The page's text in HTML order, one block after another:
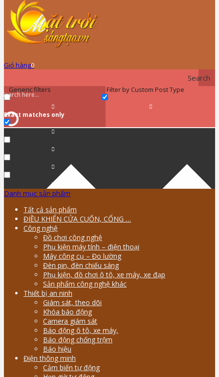
Giỏ hàng0
Search
Generic filters
Exact matches only
Filter by Custom Post Type
Danh mục sản phẩm
Tất cả sản phẩm
ĐIỀU KHIỂN CỬA CUỐN, CỔNG …
Công nghệ
Đồ chơi công nghệ
Phụ kiện máy tính – điện thoại
Máy công cụ – Đo lường
Đèn pin, đèn chiếu sáng
Phụ kiện, đồ chơi ô tô, xe máy, xe đạp
Sản phẩm công nghệ khác
Thiết bị an ninh
Giám sát, theo dõi
Khóa báo động
Camera giám sát
Báo động ô tô, xe máy,
Báo động chống trộm
Báo hiệu
Điện thông minh
Cảm biến tự động